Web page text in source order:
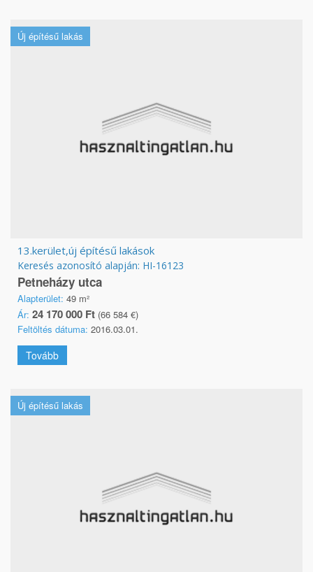
Új építésű lakás
13.kerület,új építésű lakások
Keresés azonosító alapján: HI-16123
Petneházy utca
Alapterület: 49 m²
Ár: 24 170 000 Ft (66 584 €)
Feltöltés dátuma: 2016.03.01.
Tovább
Új építésű lakás